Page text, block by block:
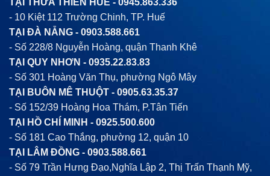
- 10 Kiệt 112 Trường Chinh, TP. Huế
TẠI ĐÀ NẴNG - 0903.588.661
- Số 228/8 Nguyễn Hoàng, quận Thanh Khê
TẠI QUY NHƠN - 0935.22.83.83
- Số 301 Hoàng Văn Thụ, phường Ngô Mây
TẠI BUÔN MÊ THUỘT - 0905.63.35.37
- Số 152/39 Hoàng Hoa Thám, P.Tân Tiến
TẠI HỒ CHÍ MINH - 0925.500.600
- Số 181 Cao Thắng, phường 12, quận 10
TẠI LÂM ĐỒNG - 0903.588.661
- Số 79 Trần Hưng Đạo,Nghĩa Lập 2, Thị Trấn Thạnh Mỹ,